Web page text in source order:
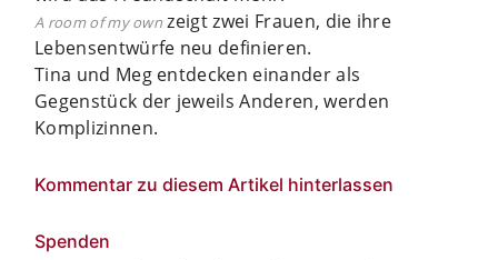
A room of my own zeigt zwei Frauen, die ihre
Lebensentwürfe neu definieren.
Tina und Meg entdecken einander als
Gegenstück der jeweils Anderen, werden
Komplizinnen.
Kommentar zu diesem Artikel hinterlassen
Spenden